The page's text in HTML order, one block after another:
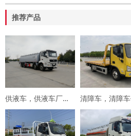
推荐产品
供液车，供液车厂家，专用车厂家，楚胜集团